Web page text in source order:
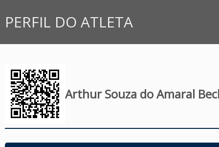
PERFIL DO ATLETA
Arthur Souza do Amaral